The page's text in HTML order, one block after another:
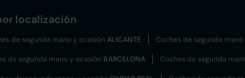
localización
de segunda mano y ocasión ALICANTE Coches de segunda mano
de segunda mano y ocasión BARCELONA Coches de segunda